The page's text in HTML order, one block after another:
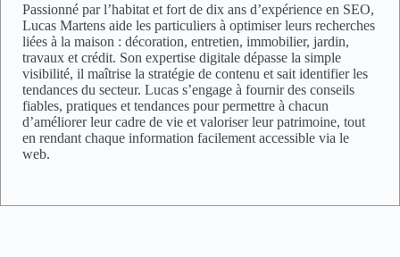
Passionné par l’habitat et fort de dix ans d’expérience en SEO,
Lucas Martens aide les particuliers à optimiser leurs recherches
liées à la maison : décoration, entretien, immobilier, jardin,
travaux et crédit. Son expertise digitale dépasse la simple
visibilité, il maîtrise la stratégie de contenu et sait identifier les
tendances du secteur. Lucas s’engage à fournir des conseils
fiables, pratiques et tendances pour permettre à chacun
d’améliorer leur cadre de vie et valoriser leur patrimoine, tout
en rendant chaque information facilement accessible via le
web.